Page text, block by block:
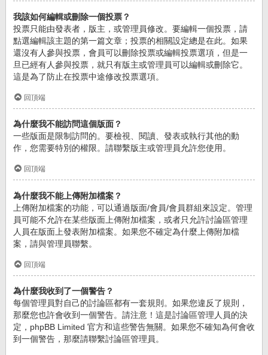
我該如何編輯或刪除一個投票？
投票只能由發表者，版主，或管理員修改。要編輯一個投票，請
點選編輯該主題的第一篇文章；投票的相關設定總是在此。如果
還沒有人參與投票，會員可以刪除投票或編輯投票選項，但是一
旦已經有人參與投票，就只有版主或管理員可以編輯或刪除它。
這是為了防止在投票中途修改投票選項。
回頂端
為什麼我不能訪問這個版面？
一些版面是限制訪問的。要檢視、閱讀、發表或執行其他的動
作，您需要特別的權限。請聯繫版主或管理員允許您使用。
回頂端
為什麼我不能上傳附加檔案？
上傳附加檔案的功能，可以通過版面/會員/會員群組來設定。管理
員可能不允許在某些版面上傳附加檔案，或者只允許討論區管理
人員在版面上發表附加檔案。如果您不確定為什麼上傳附加檔
案，請與管理員聯繫。
回頂端
為什麼我收到了一個警告？
每個管理員對自己的討論區都有一套規則。如果您違反了規則，
那麼您也許會收到一個警告。請注意！這是討論區管理人員的決
定，phpBB Limited 官方和這些警告無關。如果您不確知為何會收
到一個警告，那麼請聯繫討論區管理員。